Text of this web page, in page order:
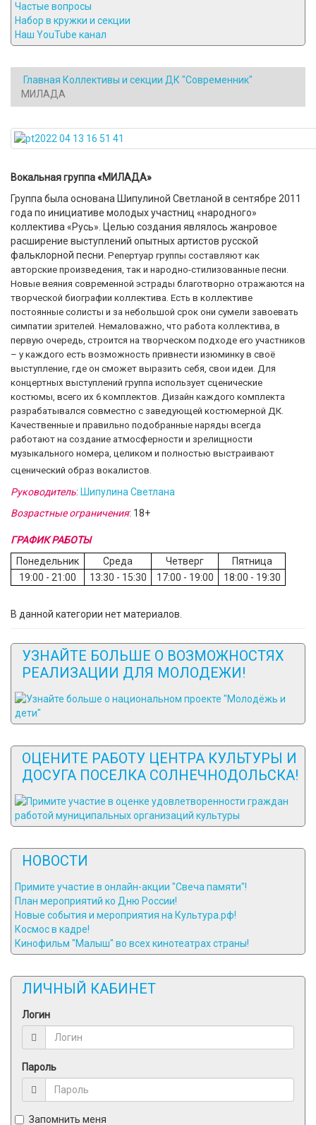
Частые вопросы
Набор в кружки и секции
Наш YouTube канал
Главная Коллективы и секции ДК "Современник"
МИЛАДА
Вокальная группа «МИЛАДА»
Группа была основана Шипулиной Светланой в сентябре 2011
года по инициативе молодых участниц «народного»
коллектива «Русь». Целью создания являлось жанровое
расширение выступлений опытных артистов русской
фальклорной песни. Репертуар группы составляют как
авторские произведения, так и народно-стилизованные песни.
Новые веяния современной эстрады благотворно отражаются на
творческой биографии коллектива. Есть в коллективе
постоянные солисты и за небольшой срок они сумели завоевать
симпатии зрителей. Немаловажно, что работа коллектива, в
первую очередь, строится на творческом подходе его участников
– у каждого есть возможность привнести изюминку в своё
выступление, где он сможет выразить себя, свои идеи. Для
концертных выступлений группа использует сценические
костюмы, всего их 6 комплектов. Дизайн каждого комплекта
разрабатывался совместно с заведующей костюмерной ДК.
Качественные и правильно подобранные наряды всегда
работают на создание атмосферности и зрелищности
музыкального номера, целиком и полностью выстраивают
сценический образ вокалистов.
Руководитель: Шипулина Светлана
Возрастные ограничения: 18+
ГРАФИК РАБОТЫ
Понедельник
Среда Четверг
Пятница
19:00 - 21:00
13:30 - 15:30 17:00 - 19:00 18:00 - 19:30
В данной категории нет материалов.
УЗНАЙТЕ БОЛЬШЕ О ВОЗМОЖНОСТЯХ
РЕАЛИЗАЦИИ ДЛЯ МОЛОДЕЖИ!
ОЦЕНИТЕ РАБОТУ ЦЕНТРА КУЛЬТУРЫ И
ДОСУГА ПОСЕЛКА СОЛНЕЧНОДОЛЬСКА!
НОВОСТИ
Примите участие в онлайн-акции "Свеча памяти"!
План мероприятий ко Дню России!
Новые события и мероприятия на Культура.рф!
Космос в кадре!
Кинофильм "Малыш" во всех кинотеатрах страны!
ЛИЧНЫЙ КАБИНЕТ
Логин
Пароль
Запомнить меня